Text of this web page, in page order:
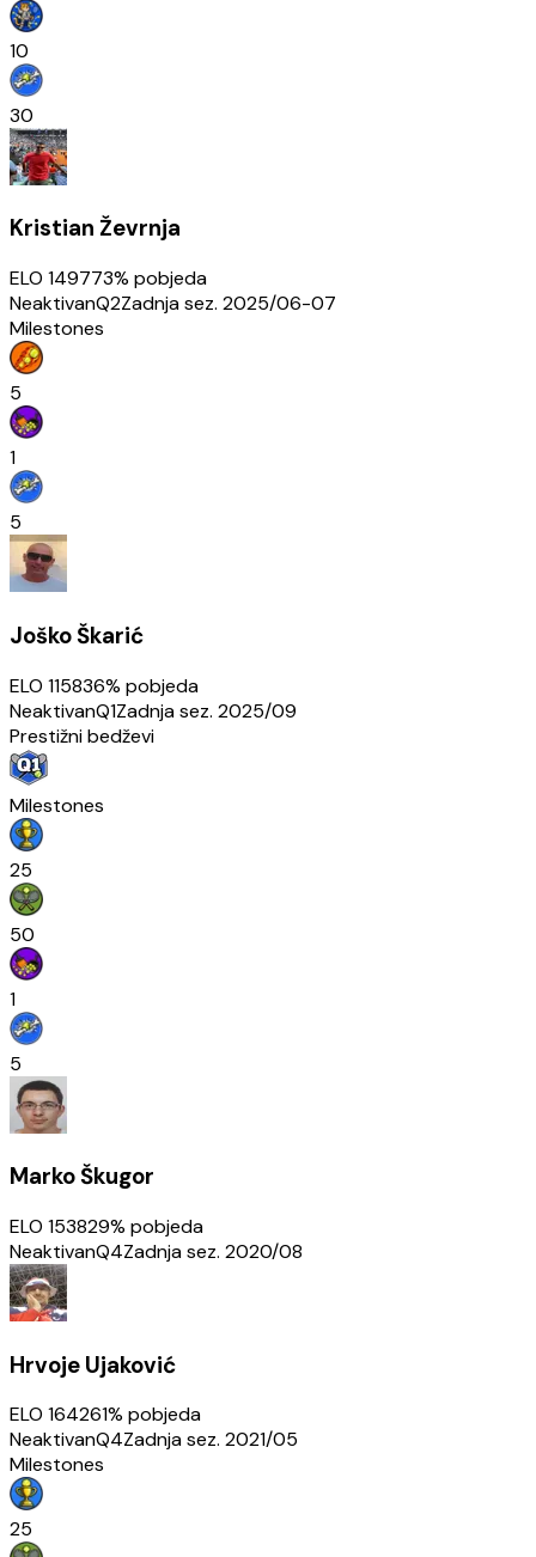
10
30
Kristian Ževrnja
ELO 149773% pobjeda
NeaktivanQ2Zadnja sez. 2025/06-07
Milestones
5
1
5
Joško Škarić
ELO 115836% pobjeda
NeaktivanQ1Zadnja sez. 2025/09
Prestižni bedževi
Milestones
25
50
1
5
Marko Škugor
ELO 153829% pobjeda
NeaktivanQ4Zadnja sez. 2020/08
Hrvoje Ujaković
ELO 164261% pobjeda
NeaktivanQ4Zadnja sez. 2021/05
Milestones
25